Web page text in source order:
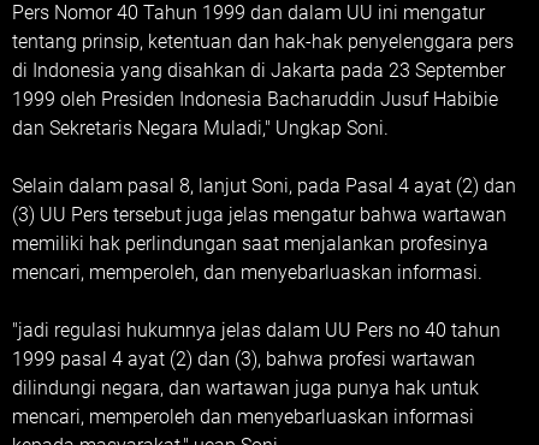
Pers Nomor 40 Tahun 1999 dan dalam UU ini mengatur
tentang prinsip, ketentuan dan hak-hak penyelenggara pers
di Indonesia yang disahkan di Jakarta pada 23 September
1999 oleh Presiden Indonesia Bacharuddin Jusuf Habibie
dan Sekretaris Negara Muladi," Ungkap Soni.
‎Selain dalam pasal 8, lanjut Soni, pada Pasal 4 ayat (2) dan
(3) UU Pers tersebut juga jelas mengatur bahwa wartawan
memiliki hak perlindungan saat menjalankan profesinya
mencari, memperoleh, dan menyebarluaskan informasi.
‎"jadi regulasi hukumnya jelas dalam UU Pers no 40 tahun
1999 pasal 4 ayat (2) dan (3), bahwa profesi wartawan
dilindungi negara, dan wartawan juga punya hak untuk
mencari, memperoleh dan menyebarluaskan informasi